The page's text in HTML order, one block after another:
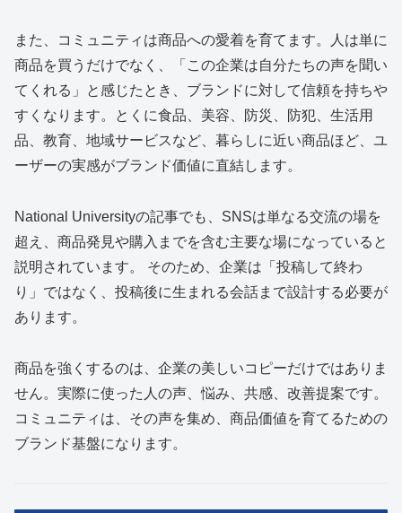
また、コミュニティは商品への愛着を育てます。人は単に
商品を買うだけでなく、「この企業は自分たちの声を聞い
てくれる」と感じたとき、ブランドに対して信頼を持ちや
すくなります。とくに食品、美容、防災、防犯、生活用
品、教育、地域サービスなど、暮らしに近い商品ほど、ユ
ーザーの実感がブランド価値に直結します。
National Universityの記事でも、SNSは単なる交流の場を
超え、商品発見や購入までを含む主要な場になっていると
説明されています。 そのため、企業は「投稿して終わ
り」ではなく、投稿後に生まれる会話まで設計する必要が
あります。
商品を強くするのは、企業の美しいコピーだけではありま
せん。実際に使った人の声、悩み、共感、改善提案です。
コミュニティは、その声を集め、商品価値を育てるための
ブランド基盤になります。